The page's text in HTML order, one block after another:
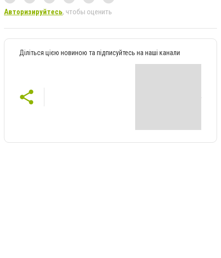
Авторизируйтесь, чтобы оценить
Діліться цією новиною та підписуйтесь на наші канали